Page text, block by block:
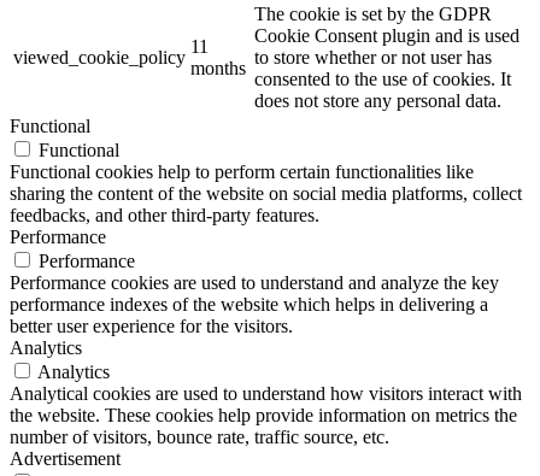
viewed_cookie_policy
11
months
The cookie is set by the GDPR
Cookie Consent plugin and is used
to store whether or not user has
consented to the use of cookies. It
does not store any personal data.
Functional
Functional
Functional cookies help to perform certain functionalities like
sharing the content of the website on social media platforms, collect
feedbacks, and other third-party features.
Performance
Performance
Performance cookies are used to understand and analyze the key
performance indexes of the website which helps in delivering a
better user experience for the visitors.
Analytics
Analytics
Analytical cookies are used to understand how visitors interact with
the website. These cookies help provide information on metrics the
number of visitors, bounce rate, traffic source, etc.
Advertisement